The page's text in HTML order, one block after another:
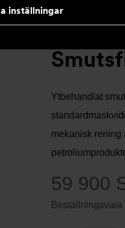
inställningar
Ytbehandlat
mekanisk rening
59 900
Beställningsvara